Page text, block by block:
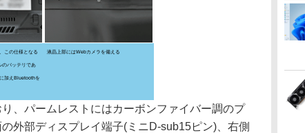
この仕様となる
のバッテリであ
加えBluetoothを
液晶上部にはWebカメラを備える
、パームレストにはカーボンファイバー調のプ
外部ディスプレイ端子(ミニD-sub15ピン)、右側